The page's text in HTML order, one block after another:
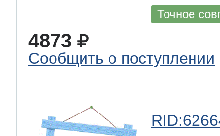
Точное
4873
Сообщить о поступлении